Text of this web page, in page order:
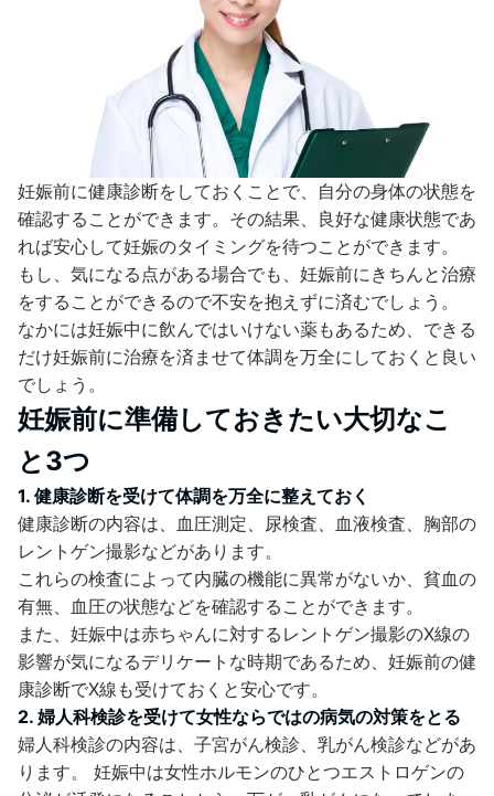
妊娠前に健康診断をしておくことで、自分の身体の状態を
確認することができます。その結果、良好な健康状態であ
れば安心して妊娠のタイミングを待つことができます。
もし、気になる点がある場合でも、妊娠前にきちんと治療
をすることができるので不安を抱えずに済むでしょう。
なかには妊娠中に飲んではいけない薬もあるため、できる
だけ妊娠前に治療を済ませて体調を万全にしておくと良い
でしょう。
妊娠前に準備しておきたい大切なこ
と3つ
1. 健康診断を受けて体調を万全に整えておく
健康診断の内容は、血圧測定、尿検査、血液検査、胸部の
レントゲン撮影などがあります。
これらの検査によって内臓の機能に異常がないか、貧血の
有無、血圧の状態などを確認することができます。
また、妊娠中は赤ちゃんに対するレントゲン撮影のX線の
影響が気になるデリケートな時期であるため、妊娠前の健
康診断でX線も受けておくと安心です。
2. 婦人科検診を受けて女性ならではの病気の対策をとる
婦人科検診の内容は、子宮がん検診、乳がん検診などがあ
ります。 妊娠中は女性ホルモンのひとつエストロゲンの